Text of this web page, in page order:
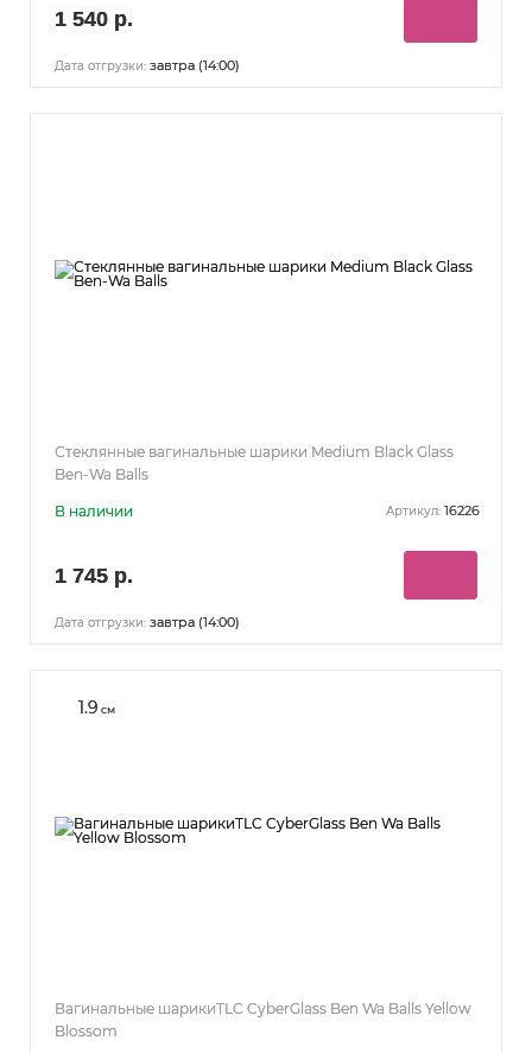
1 540 р.
Дата отгрузки: завтра (14:00)
Стеклянные вагинальные шарики Medium Black Glass
Ben-Wa Balls
В наличии Артикул: 16226
1 745 р.
Дата отгрузки: завтра (14:00)
1.9 см
Вагинальные шарикиTLC CyberGlass Ben Wa Balls Yellow
Blossom